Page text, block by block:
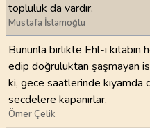
topluluk da vardır.
Mustafa İslamoğlu
Bununla birlikte Ehl-i kitabın
edip doğruluktan şaşmayan
ki, gece saatlerinde kıyamda
secdelere kapanırlar.
Ömer Çelik